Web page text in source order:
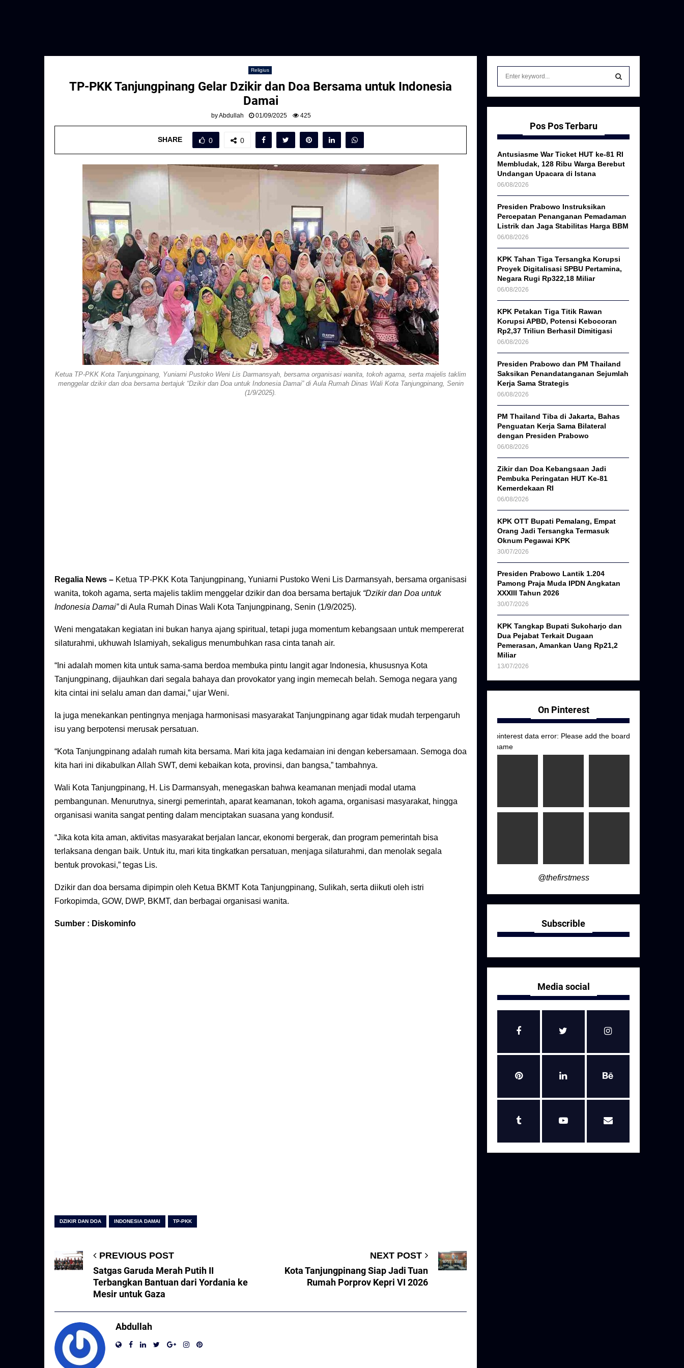
Religius
TP-PKK Tanjungpinang Gelar Dzikir dan Doa Bersama untuk Indonesia
Damai
byAbdullah 01/09/2025 425
SHARE 0 0
Ketua TP-PKK Kota Tanjungpinang, Yuniarni Pustoko Weni Lis Darmansyah, bersama organisasi wanita, tokoh agama, serta majelis taklim
menggelar dzikir dan doa bersama bertajuk “Dzikir dan Doa untuk Indonesia Damai” di Aula Rumah Dinas Wali Kota Tanjungpinang, Senin
(1/9/2025).
Regalia News – Ketua TP-PKK Kota Tanjungpinang, Yuniarni Pustoko Weni Lis Darmansyah, bersama organisasi
wanita, tokoh agama, serta majelis taklim menggelar dzikir dan doa bersama bertajuk “Dzikir dan Doa untuk
Indonesia Damai”di Aula Rumah Dinas Wali Kota Tanjungpinang, Senin (1/9/2025).
Weni mengatakan kegiatan ini bukan hanya ajang spiritual, tetapi juga momentum kebangsaan untuk mempererat
silaturahmi, ukhuwah Islamiyah, sekaligus menumbuhkan rasa cinta tanah air.
“Ini adalah momen kita untuk sama-sama berdoa membuka pintu langit agar Indonesia, khususnya Kota
Tanjungpinang, dijauhkan dari segala bahaya dan provokator yang ingin memecah belah. Semoga negara yang
kita cintai ini selalu aman dan damai,” ujar Weni.
Ia juga menekankan pentingnya menjaga harmonisasi masyarakat Tanjungpinang agar tidak mudah terpengaruh
isu yang berpotensi merusak persatuan.
“Kota Tanjungpinang adalah rumah kita bersama. Mari kita jaga kedamaian ini dengan kebersamaan. Semoga doa
kita hari ini dikabulkan Allah SWT, demi kebaikan kota, provinsi, dan bangsa,” tambahnya.
Wali Kota Tanjungpinang, H. Lis Darmansyah, menegaskan bahwa keamanan menjadi modal utama
pembangunan. Menurutnya, sinergi pemerintah, aparat keamanan, tokoh agama, organisasi masyarakat, hingga
organisasi wanita sangat penting dalam menciptakan suasana yang kondusif.
“Jika kota kita aman, aktivitas masyarakat berjalan lancar, ekonomi bergerak, dan program pemerintah bisa
terlaksana dengan baik. Untuk itu, mari kita tingkatkan persatuan, menjaga silaturahmi, dan menolak segala
bentuk provokasi,” tegas Lis.
Dzikir dan doa bersama dipimpin oleh Ketua BKMT Kota Tanjungpinang, Sulikah, serta diikuti oleh istri
Forkopimda, GOW, DWP, BKMT, dan berbagai organisasi wanita.
Sumber : Diskominfo
DZIKIR DAN DOA INDONESIA DAMAI TP-PKK
PREVIOUS POST
Satgas Garuda Merah Putih II
Terbangkan Bantuan dari Yordania ke
Mesir untuk Gaza
NEXT POST
Kota Tanjungpinang Siap Jadi Tuan
Rumah Porprov Kepri VI 2026
Abdullah
f
r
:
S
A
R
H
Pos Pos Terbaru
Antusiasme War Ticket HUT ke-81 RI
Membludak, 128 Ribu Warga Berebut
Undangan Upacara di Istana
06/08/2026
Presiden Prabowo Instruksikan
Percepatan Penanganan Pemadaman
Listrik dan Jaga Stabilitas Harga BBM
06/08/2026
KPK Tahan Tiga Tersangka Korupsi
Proyek Digitalisasi SPBU Pertamina,
Negara Rugi Rp322,18 Miliar
06/08/2026
KPK Petakan Tiga Titik Rawan
Korupsi APBD, Potensi Kebocoran
Rp2,37 Triliun Berhasil Dimitigasi
06/08/2026
Presiden Prabowo dan PM Thailand
Saksikan Penandatanganan Sejumlah
Kerja Sama Strategis
06/08/2026
PM Thailand Tiba di Jakarta, Bahas
Penguatan Kerja Sama Bilateral
dengan Presiden Prabowo
06/08/2026
Zikir dan Doa Kebangsaan Jadi
Pembuka Peringatan HUT Ke-81
Kemerdekaan RI
06/08/2026
KPK OTT Bupati Pemalang, Empat
Orang Jadi Tersangka Termasuk
Oknum Pegawai KPK
30/07/2026
Presiden Prabowo Lantik 1.204
Pamong Praja Muda IPDN Angkatan
XXXIII Tahun 2026
30/07/2026
KPK Tangkap Bupati Sukoharjo dan
Dua Pejabat Terkait Dugaan
Pemerasan, Amankan Uang Rp21,2
Miliar
13/07/2026
On Pinterest
pinterest data error: Please add the board
name
@thefirstmess
Subscrible
Media social